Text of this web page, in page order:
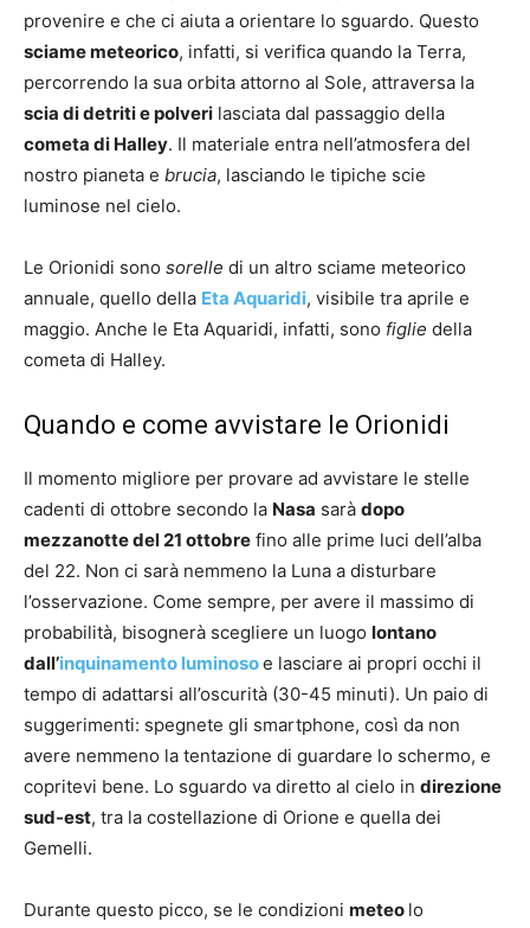
provenire e che ci aiuta a orientare lo sguardo. Questo
sciame meteorico, infatti, si verifica quando la Terra,
percorrendo la sua orbita attorno al Sole, attraversa la
scia di detriti e polveri lasciata dal passaggio della
cometa di Halley. Il materiale entra nell’atmosfera del
nostro pianeta e brucia, lasciando le tipiche scie
luminose nel cielo.
Le Orionidi sono sorelle di un altro sciame meteorico
annuale, quello della Eta Aquaridi, visibile tra aprile e
maggio. Anche le Eta Aquaridi, infatti, sono figlie della
cometa di Halley.
Quando e come avvistare le Orionidi
Il momento migliore per provare ad avvistare le stelle
cadenti di ottobre secondo la Nasa sarà dopo
mezzanotte del 21 ottobre fino alle prime luci dell’alba
del 22. Non ci sarà nemmeno la Luna a disturbare
l’osservazione. Come sempre, per avere il massimo di
probabilità, bisognerà scegliere un luogo lontano
dall’inquinamento luminosoe lasciare ai propri occhi il
tempo di adattarsi all’oscurità (30-45 minuti). Un paio di
suggerimenti: spegnete gli smartphone, così da non
avere nemmeno la tentazione di guardare lo schermo, e
copritevi bene. Lo sguardo va diretto al cielo in direzione
sud-est, tra la costellazione di Orione e quella dei
Gemelli.
Durante questo picco, se le condizioni meteo lo